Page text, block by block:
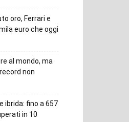
oro, Ferrari e
euro che oggi
al mondo, ma
non
ibrida: fino a 657
in 10